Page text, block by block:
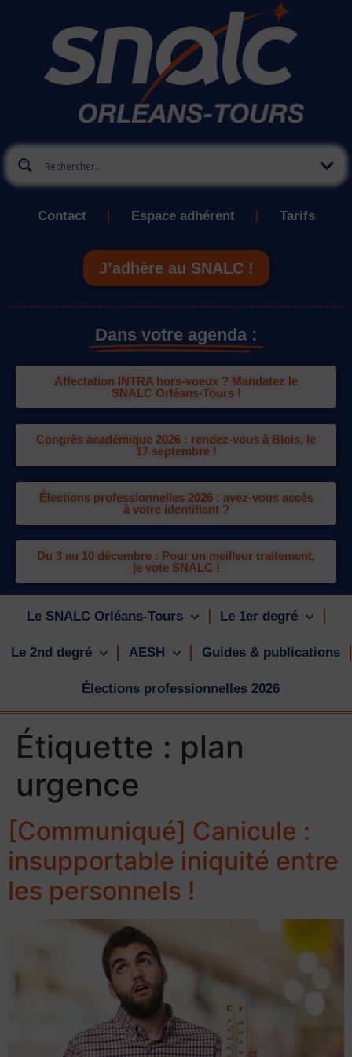
Contact Espace adhérent Tarifs
J’adhère au SNALC !
Dans votre agenda :
Affectation INTRA hors-voeux ? Mandatez le
SNALC Orléans-Tours !
Congrès académique 2026 : rendez-vous à Blois, le
17 septembre !
Élections professionnelles 2026 : avez-vous accès
à votre identifiant ?
Du 3 au 10 décembre : Pour un meilleur traitement,
je vote SNALC !
Le SNALC Orléans-Tours Le 1er degré
Le 2nd degré AESH Guides & publications
Élections professionnelles 2026
Étiquette : plan
urgence
[Communiqué] Canicule :
insupportable iniquité entre
les personnels !